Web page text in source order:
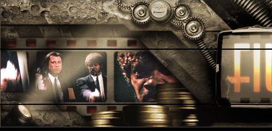
Hyppää pääsisältöön